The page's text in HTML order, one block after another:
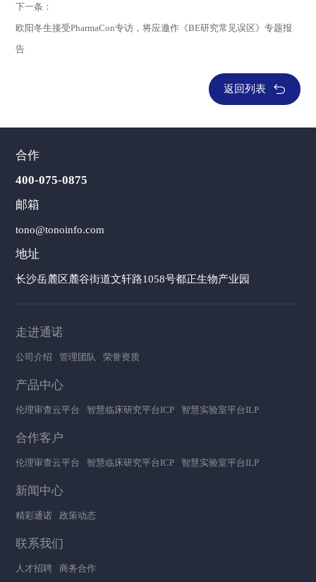
下一条：
欧阳冬生接受PharmaCon专访，将应邀作《BE研究常见误区》专题报
告
返回列表
合作
400-075-0875
邮箱
tono@tonoinfo.com
地址
长沙岳麓区麓谷街道文轩路1058号都正生物产业园
走进通诺
公司介绍 管理团队 荣誉资质
产品中心
伦理审查云平台 智慧临床研究平台ICP 智慧实验室平台ILP
合作客户
伦理审查云平台 智慧临床研究平台ICP 智慧实验室平台ILP
新闻中心
精彩通诺 政策动态
联系我们
人才招聘 商务合作